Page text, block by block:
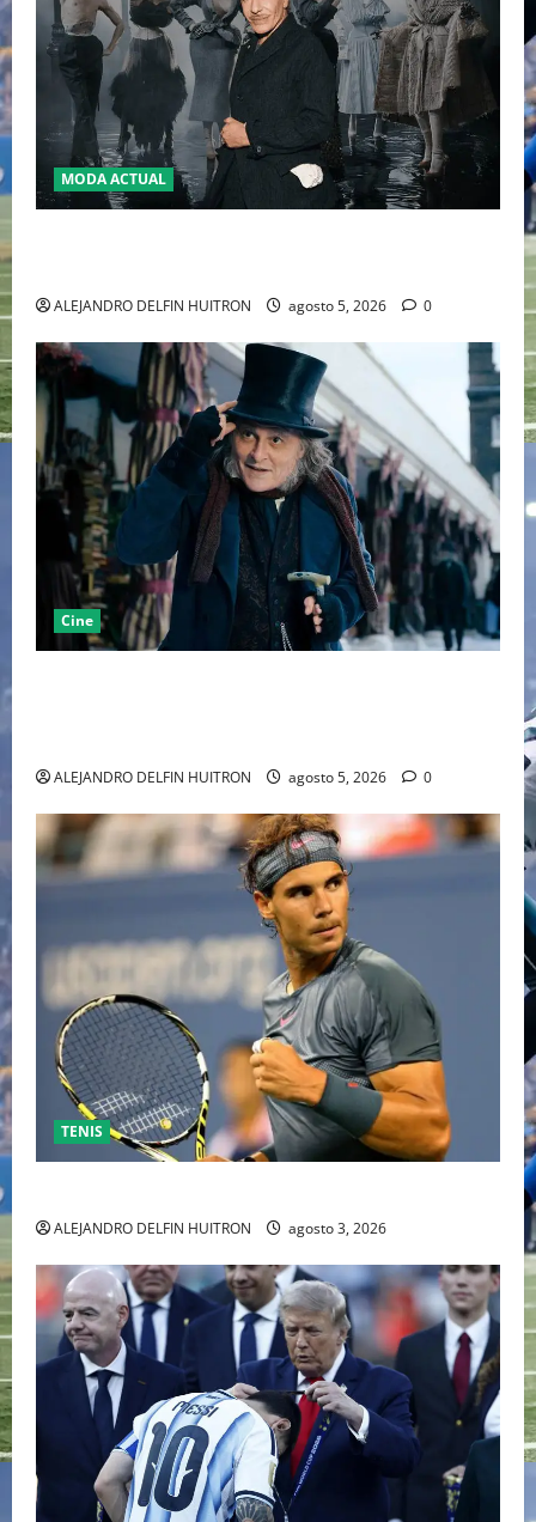
MODA ACTUAL
ALEJANDRO DELFIN HUITRON agosto 5, 2026 0
Cine
ALEJANDRO DELFIN HUITRON agosto 5, 2026 0
TENIS
ALEJANDRO DELFIN HUITRON agosto 3, 2026